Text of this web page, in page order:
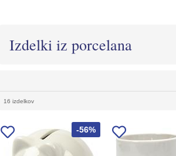
Izdelki iz porcelana
16 izdelkov
-56%